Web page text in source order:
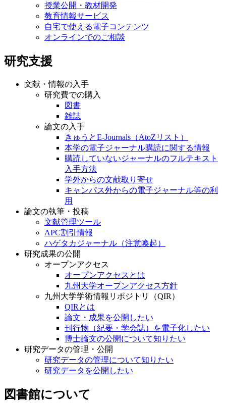
授業公開・教材開発
教育情報サービス
自宅で使える電子コンテンツ
オンラインでのご相談
研究支援
文献・情報の入手
研究費での購入
図書
雑誌
論文の入手
きゅうとE-Journals（AtoZリスト）
本学の電子ジャーナル購読に関する情報
購読していないジャーナルのフルテキスト
入手方法
学外からの文献取り寄せ
キャンパス外からの電子ジャーナル等の利
用
論文の執筆・投稿
文献管理ツール
APC割引情報
ハゲタカジャーナル（注意喚起）
研究成果の公開
オープンアクセス
オープンアクセスとは
九州大学オープンアクセス方針
九州大学学術情報リポジトリ（QIR）
QIRとは
論文・成果を公開したい
刊行物（紀要・学会誌）を電子化したい
博士論文の公開について知りたい
研究データの管理・公開
研究データの管理について知りたい
研究データを公開したい
図書館について